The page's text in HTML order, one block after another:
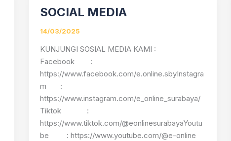
SOCIAL MEDIA
14/03/2025
KUNJUNGI SOSIAL MEDIA KAMI :
Facebook :
https://www.facebook.com/e.online.sbyInstagra
m :
https://www.instagram.com/e_online_surabaya/
Tiktok :
https://www.tiktok.com/@eonlinesurabayaYoutu
be : https://www.youtube.com/@e-online
SOCIAL